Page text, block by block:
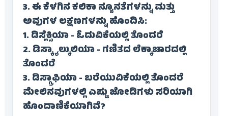
3. ಈ ಕೆಳಗಿನ ಕಲಿಕಾ ನ್ಯೂನತೆಗಳನ್ನು ಮತ್ತು
ಅವುಗಳ ಲಕ್ಷಣಗಳನ್ನು ಹೊಂದಿಸಿ:
1. ಡಿಸ್ಲೆಕ್ಸಿಯಾ - ಓದುವಿಕೆಯಲ್ಲಿ ತೊಂದರೆ
2. ಡಿಸ್ಕ್ಯಾಲ್ಕುಲಿಯಾ - ಗಣಿತದ ಲೆಕ್ಕಾಚಾರದಲ್ಲಿ
ತೊಂದರೆ
3. ಡಿಸ್ಗ್ರಾಫಿಯಾ - ಬರೆಯುವಿಕೆಯಲ್ಲಿ ತೊಂದರೆ
ಮೇಲಿನವುಗಳಲ್ಲಿ ಎಷ್ಟು ಜೋಡಿಗಳು ಸರಿಯಾಗಿ
ಹೊಂದಾಣಿಕೆಯಾಗಿವೆ?